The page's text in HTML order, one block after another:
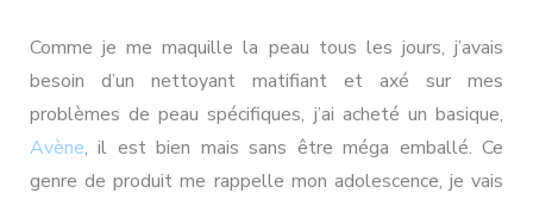
Comme je me maquille la peau tous les jours, j’avais
besoin d’un nettoyant matifiant et axé sur mes
problèmes de peau spécifiques, j’ai acheté un basique,
Avène, il est bien mais sans être méga emballé. Ce
genre de produit me rappelle mon adolescence, je vais